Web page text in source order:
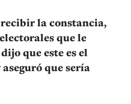
recibir la constancia,
que le
que este es el
que sería